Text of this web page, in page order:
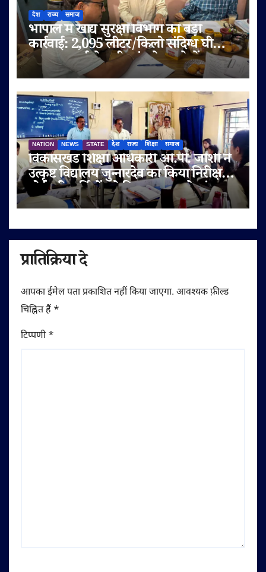
देश राज्य समाज
भोपाल में खाद्य सुरक्षा विभाग की बड़ी
कार्रवाई: 2,095 लीटर/किलो संदिग्ध घी
जब्त, सप्लाई चेन भी जांच के दायरे में
NATION NEWS STATE देश राज्य शिक्षा समाज
विकासखंड शिक्षा अधिकारी ओ.पी. जोशी ने
उत्कृष्ट विद्यालय जुन्नारदेव का किया निरीक्षण,
बोर्ड परीक्षार्थियों को दिए सफलता के मंत्र
प्रातिक्रिया दे
आपका ईमेल पता प्रकाशित नहीं किया जाएगा. आवश्यक फ़ील्ड
चिह्नित हैं *
टिप्पणी*